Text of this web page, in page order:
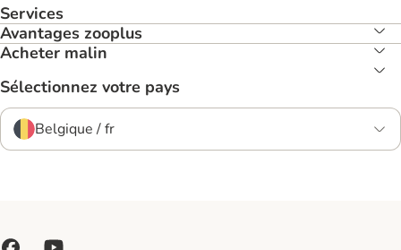
Services
Avantages zooplus
Acheter malin
Sélectionnez votre pays
Belgique / fr